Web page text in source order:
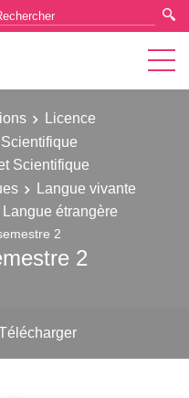
Licence
Scientifique
Langue vivante
Langue étrangère
2
2